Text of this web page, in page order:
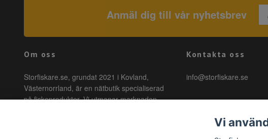
Anmäl dig till vår nyhetsbrev
Om oss
Storfiskare.se, grundat 2021 i Kovland,
Västernorrland, är en nätbutik specialiserad
på fiskeprodukter. Vi utmanar marknaden
Kontakta oss
info@storfiskare.se
Vi